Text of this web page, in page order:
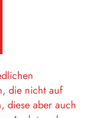
die nicht auf
diese aber auch